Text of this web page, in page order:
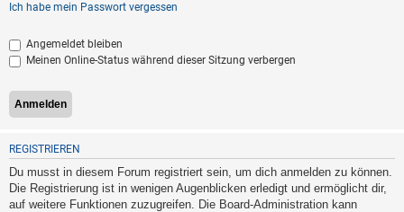
Ich habe mein Passwort vergessen
Angemeldet bleiben
Meinen Online-Status während dieser Sitzung verbergen
REGISTRIEREN
Du musst in diesem Forum registriert sein, um dich anmelden zu können.
Die Registrierung ist in wenigen Augenblicken erledigt und ermöglicht dir,
auf weitere Funktionen zuzugreifen. Die Board-Administration kann